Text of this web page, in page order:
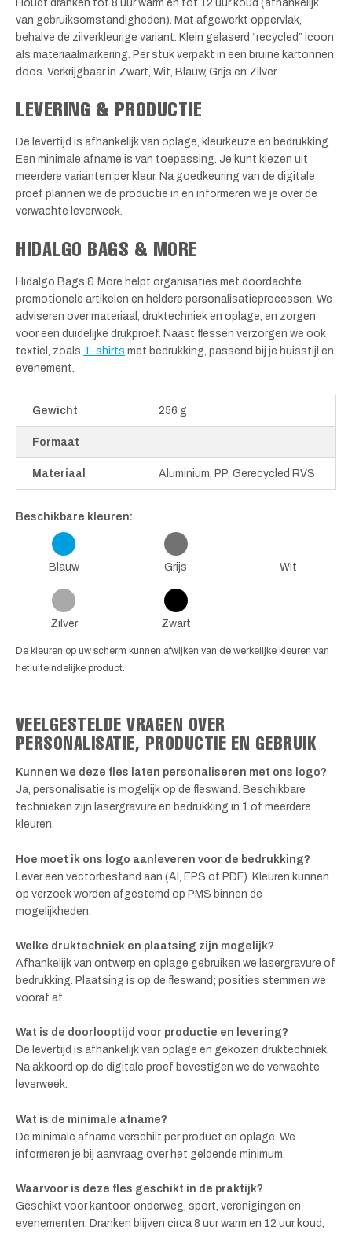
Houdt dranken tot 8 uur warm en tot 12 uur koud (afhankelijk
van gebruiksomstandigheden). Mat afgewerkt oppervlak,
behalve de zilverkleurige variant. Klein gelaserd “recycled” icoon
als materiaalmarkering. Per stuk verpakt in een bruine kartonnen
doos. Verkrijgbaar in Zwart, Wit, Blauw, Grijs en Zilver.
LEVERING & PRODUCTIE
De levertijd is afhankelijk van oplage, kleurkeuze en bedrukking.
Een minimale afname is van toepassing. Je kunt kiezen uit
meerdere varianten per kleur. Na goedkeuring van de digitale
proef plannen we de productie in en informeren we je over de
verwachte leverweek.
HIDALGO BAGS & MORE
Hidalgo Bags & More helpt organisaties met doordachte
promotionele artikelen en heldere personalisatieprocessen. We
adviseren over materiaal, druktechniek en oplage, en zorgen
voor een duidelijke drukproef. Naast flessen verzorgen we ook
textiel, zoals T-shirts met bedrukking, passend bij je huisstijl en
evenement.
Gewicht 256 g
Formaat
Materiaal Aluminium, PP, Gerecycled RVS
Beschikbare kleuren:
Blauw Grijs Wit
Zilver Zwart
De kleuren op uw scherm kunnen afwijken van de werkelijke kleuren van
het uiteindelijke product.
VEELGESTELDE VRAGEN OVER
PERSONALISATIE, PRODUCTIE EN GEBRUIK
Kunnen we deze fles laten personaliseren met ons logo?
Ja, personalisatie is mogelijk op de fleswand. Beschikbare
technieken zijn lasergravure en bedrukking in 1 of meerdere
kleuren.
Hoe moet ik ons logo aanleveren voor de bedrukking?
Lever een vectorbestand aan (AI, EPS of PDF). Kleuren kunnen
op verzoek worden afgestemd op PMS binnen de
mogelijkheden.
Welke druktechniek en plaatsing zijn mogelijk?
Afhankelijk van ontwerp en oplage gebruiken we lasergravure of
bedrukking. Plaatsing is op de fleswand; posities stemmen we
vooraf af.
Wat is de doorlooptijd voor productie en levering?
De levertijd is afhankelijk van oplage en gekozen druktechniek.
Na akkoord op de digitale proef bevestigen we de verwachte
leverweek.
Wat is de minimale afname?
De minimale afname verschilt per product en oplage. We
informeren je bij aanvraag over het geldende minimum.
Waarvoor is deze fles geschikt in de praktijk?
Geschikt voor kantoor, onderweg, sport, verenigingen en
evenementen. Dranken blijven circa 8 uur warm en 12 uur koud,